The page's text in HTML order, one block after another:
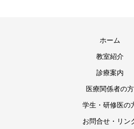
ホーム
教室紹介
診療案内
医療関係者の方
学生・研修医の
お問合せ・リン